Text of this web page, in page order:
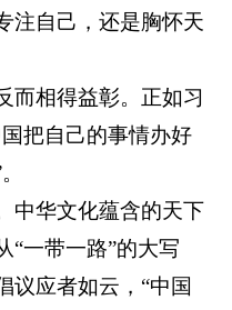
注自己，还是胸怀天
而相得益彰。正如习
把自己的事情办好
中华文化蕴含的天下
“一带一路”的大写
议应者如云，“中国